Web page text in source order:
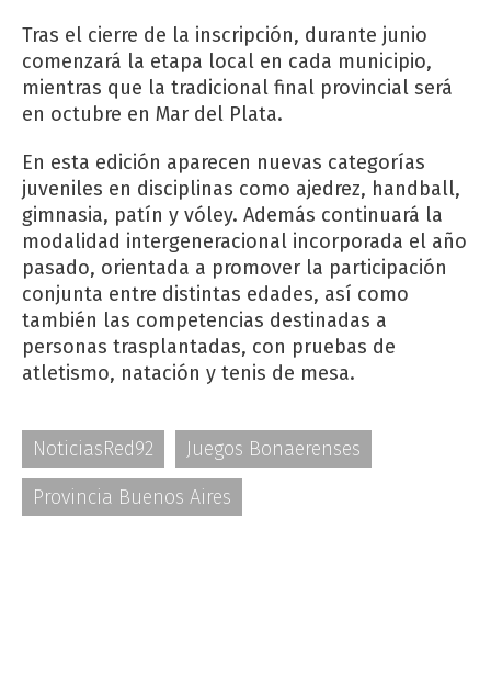
Tras el cierre de la inscripción, durante junio
comenzará la etapa local en cada municipio,
mientras que la tradicional final provincial será
en octubre en Mar del Plata.
En esta edición aparecen nuevas categorías
juveniles en disciplinas como ajedrez, handball,
gimnasia, patín y vóley. Además continuará la
modalidad intergeneracional incorporada el año
pasado, orientada a promover la participación
conjunta entre distintas edades, así como
también las competencias destinadas a
personas trasplantadas, con pruebas de
atletismo, natación y tenis de mesa.
NoticiasRed92
Juegos Bonaerenses
Provincia Buenos Aires